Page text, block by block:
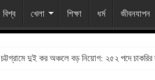
বিশ্ব খেলা শিক্ষা ধর্ম জীবনযাপন
চট্টগ্রামে দুই কর অঞ্চলে বড় নিয়োগ: ২৫২ পদে